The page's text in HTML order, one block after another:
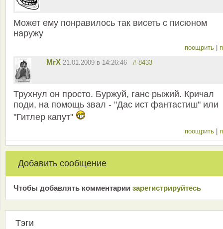
Может ему понравилось так висеть с писюном
наружу
поощрить
MrX 21.01.2009 в 14:26:46 # 8433
Трухнул он просто. Буржуй, ганс рыжий. Кричал
поди, на помощь звал - "Дас ист фантастиш" или
"Гитлер капут"
поощрить
Добавить сообщение
Чтобы добавлять комментарии зарeгиcтрирyйтeсь
Тэги